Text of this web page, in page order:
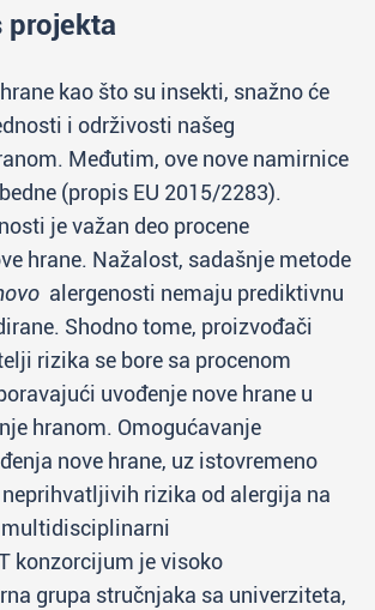
projekta
kao što su insekti, snažno će
i održivosti našeg
Međutim, ove nove namirnice
(propis EU 2015/2283).
je važan deo procene
hrane. Nažalost, sadašnje metode
alergenosti nemaju prediktivnu
Shodno tome, proizvođači
rizika se bore sa procenom
uvođenje nove hrane u
hranom. Omogućavanje
nove hrane, uz istovremeno
rizika od alergija na
multidisciplinarni
konzorcijum je visoko
grupa stručnjaka sa univerziteta,